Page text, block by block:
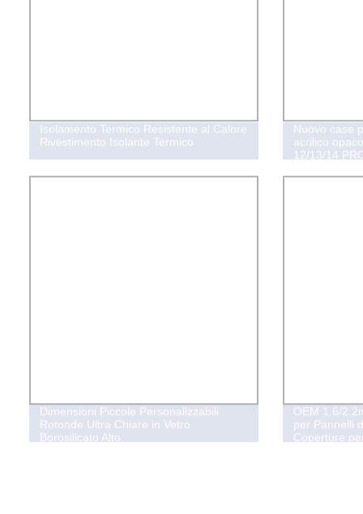
Isolamento Termico Resistente al Calore
Rivestimento Isolante Termico
Nuovo case
acrilico
12/13/14
Dimensioni Piccole Personalizzabili
Rotonde Ultra Chiare in Vetro
Borosilicato Alto
OEM 1.6/
per Pannelli
Coperture